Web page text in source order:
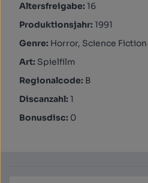
Altersfreigabe: 16
Produktionsjahr: 1991
Genre: Horror, Science Fiction
Art: Spielfilm
Regionalcode: B
Discanzahl: 1
Bonusdisc: 0